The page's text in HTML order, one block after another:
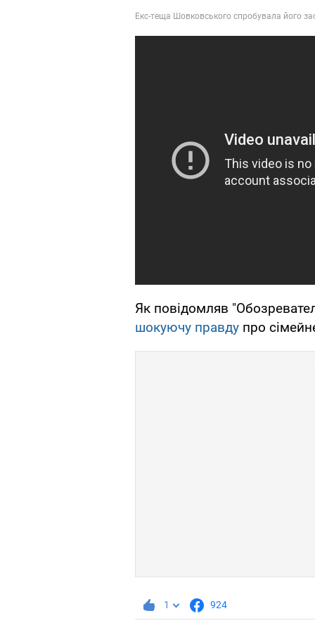
Як повідомляв
шокуючу правду про
1 924